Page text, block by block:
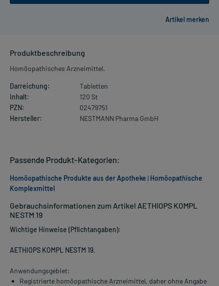
Produktbeschreibung
Homöopathisches Arzneimittel.
Darreichung:
Tabletten
Inhalt:
120 St
PZN:
02479751
Hersteller:
NESTMANN Pharma GmbH
Gebrauchsinformationen zum Artikel AETHIOPS KOMPL
NESTM 19
Wichtige Hinweise (Pflichtangaben):
AETHIOPS KOMPL NESTM 19.
Anwendungsgebiet:
Registrierte homöopathische Arzneimittel, daher ohne Angabe
Passende Produkt-Kategorien:
Homöopathische Produkte aus der Apotheke | Homöopathische
Komplexmittel